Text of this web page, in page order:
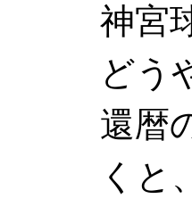
神宮
どう
還暦
くと